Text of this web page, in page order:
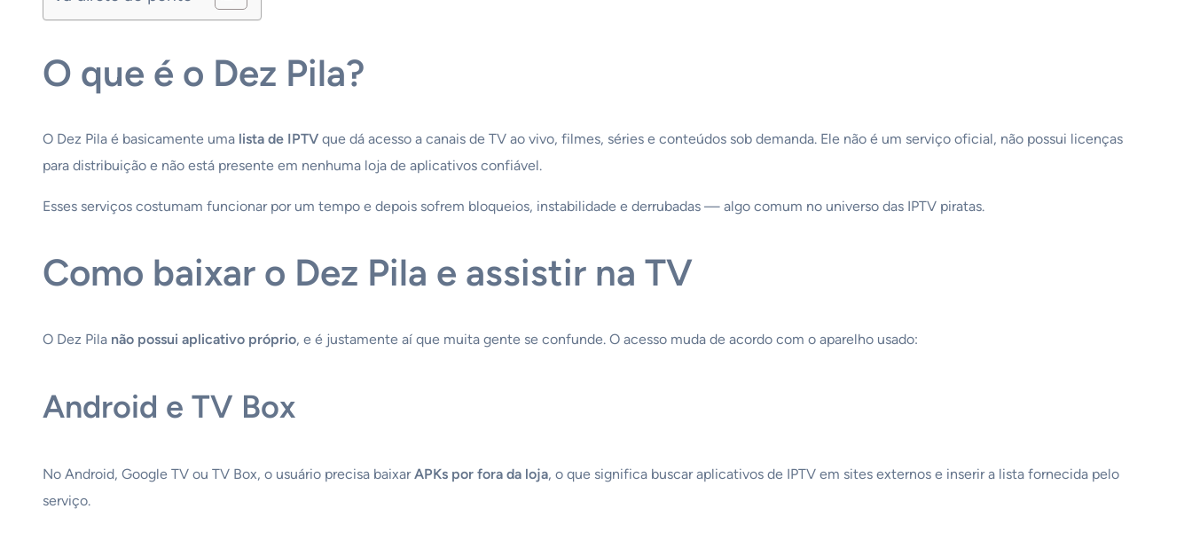
O que é o Dez Pila?
O Dez Pila é basicamente uma lista de IPTV que dá acesso a canais de TV ao vivo, filmes, séries e conteúdos sob demanda. Ele não é um serviço oficial, não possui licenças
para distribuição e não está presente em nenhuma loja de aplicativos confiável.
Esses serviços costumam funcionar por um tempo e depois sofrem bloqueios, instabilidade e derrubadas — algo comum no universo das IPTV piratas.
Como baixar o Dez Pila e assistir na TV
O Dez Pila não possui aplicativo próprio, e é justamente aí que muita gente se confunde. O acesso muda de acordo com o aparelho usado:
Android e TV Box
No Android, Google TV ou TV Box, o usuário precisa baixarAPKs por fora da loja, o que significa buscar aplicativos de IPTV em sites externos e inserir a lista fornecida pelo
serviço.